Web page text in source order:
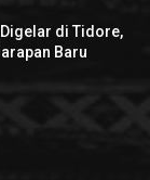
di Tidore,
Baru